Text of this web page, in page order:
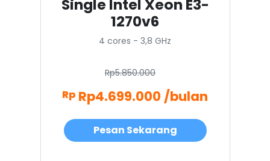
Single Intel Xeon E3-
1270v6
4 cores - 3,8 GHz
Rp5.850.000
Rp Rp4.699.000 /bulan
Pesan Sekarang